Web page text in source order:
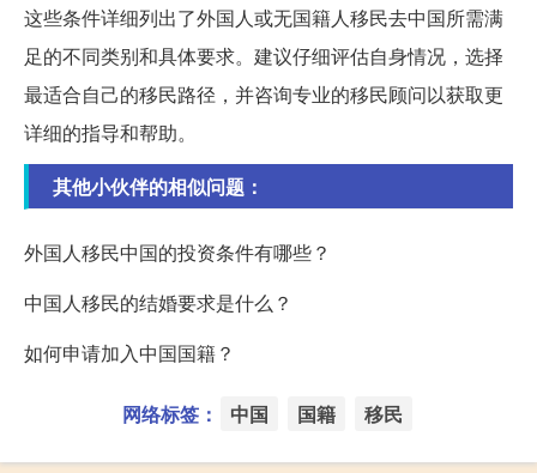
这些条件详细列出了外国人或无国籍人移民去中国所需满
足的不同类别和具体要求。建议仔细评估自身情况，选择
最适合自己的移民路径，并咨询专业的移民顾问以获取更
详细的指导和帮助。
其他小伙伴的相似问题：
外国人移民中国的投资条件有哪些？
中国人移民的结婚要求是什么？
如何申请加入中国国籍？
网络标签： 中国 国籍 移民